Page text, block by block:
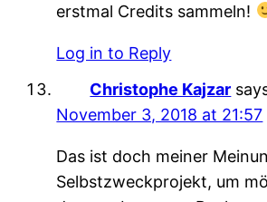
erstmal Credits sammeln!
Log in to Reply
Christophe Kajzar
November 3, 2018 at 21:57
Das ist doch meiner
Selbstzweckprojekt, um